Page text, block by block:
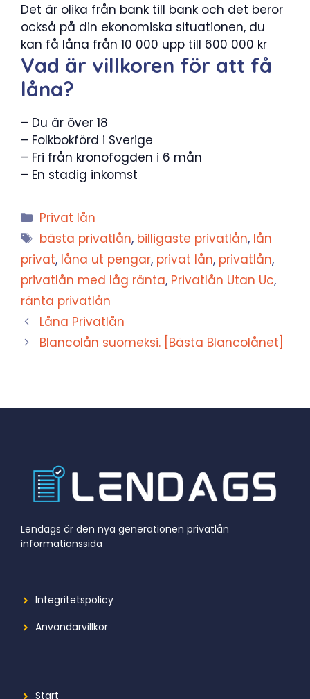
Det är olika från bank till bank och det beror
också på din ekonomiska situationen, du
kan få låna från 10 000 upp till 600 000 kr
Vad är villkoren för att få
låna?
– Du är över 18
– Folkbokförd i Sverige
– Fri från kronofogden i 6 mån
– En stadig inkomst
Kategorier
Privat lån
Etiketter
bästa privatlån, billigaste privatlån, lån
privat, låna ut pengar, privat lån, privatlån,
privatlån med låg ränta, Privatlån Utan Uc,
ränta privatlån
Låna Privatlån
Blancolån suomeksi. [Bästa Blancolånet]
Lendags är den nya generationen privatlån
informationssida
Integritetspolicy
Användarvillkor
Start